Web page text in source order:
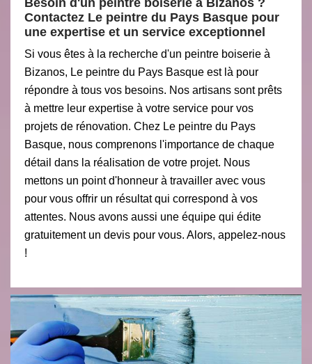
Besoin d'un peintre boiserie à Bizanos ?
Contactez Le peintre du Pays Basque pour
une expertise et un service exceptionnel
Si vous êtes à la recherche d'un peintre boiserie à
Bizanos, Le peintre du Pays Basque est là pour
répondre à tous vos besoins. Nos artisans sont prêts
à mettre leur expertise à votre service pour vos
projets de rénovation. Chez Le peintre du Pays
Basque, nous comprenons l'importance de chaque
détail dans la réalisation de votre projet. Nous
mettons un point d'honneur à travailler avec vous
pour vous offrir un résultat qui correspond à vos
attentes. Nous avons aussi une équipe qui édite
gratuitement un devis pour vous. Alors, appelez-nous
!